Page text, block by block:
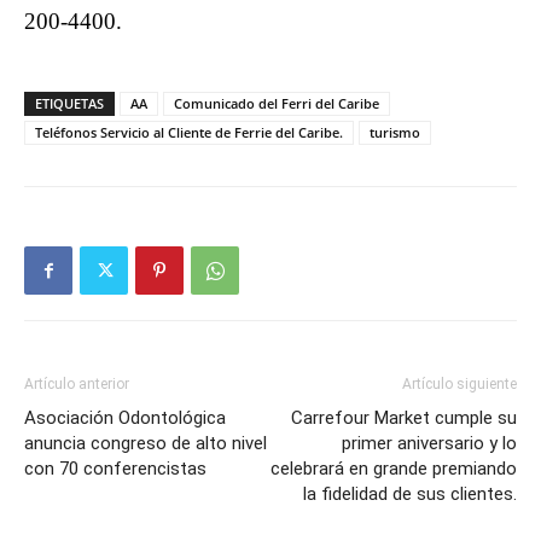
200-4400.
ETIQUETAS AA
Comunicado del Ferri del Caribe
Teléfonos Servicio al Cliente de Ferrie del Caribe.
turismo
Artículo anterior
Asociación Odontológica
anuncia congreso de alto nivel
con 70 conferencistas
Artículo siguiente
Carrefour Market cumple su
primer aniversario y lo
celebrará en grande premiando
la fidelidad de sus clientes.